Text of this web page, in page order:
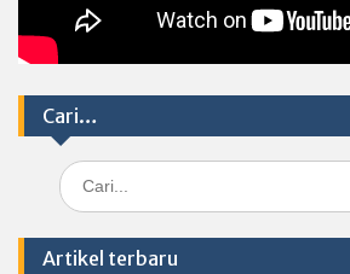
Cari…
Search
for:
Artikel terbaru